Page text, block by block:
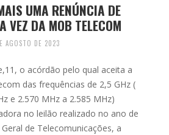
UMA RENÚNCIA DE
VEZ DA MOB TELECOM
AGOSTO DE 2023
o acórdão pelo qual aceita a
das frequências de 2,5 GHz (
e 2.570 MHz a 2.585 MHz)
no leilão realizado no ano de
de Telecomunicações, a